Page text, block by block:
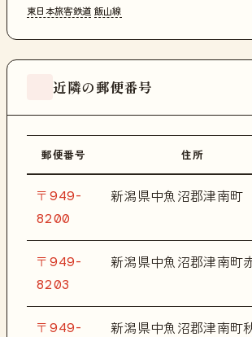
東日本旅客鉄道 飯山線
近隣の郵便番号
郵便番号 住所
〒949-
8200
新潟県中魚沼郡津南町
〒949-
8203
新潟県中魚沼郡津南町
〒949- 新潟県中魚沼郡津南町